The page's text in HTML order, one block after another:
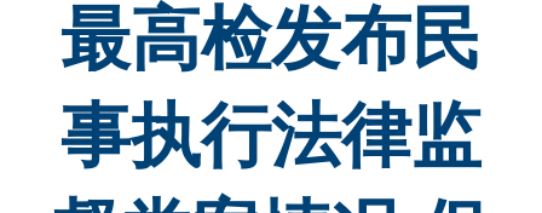
最高检发布民
事执行法律监